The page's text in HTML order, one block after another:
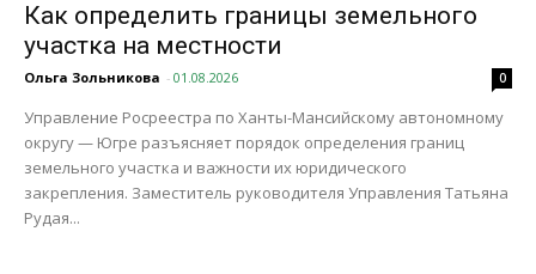
Как определить границы земельного
участка на местности
Ольга Зольникова - 01.08.2026 0
Управление Росреестра по Ханты-Мансийскому автономному
округу — Югре разъясняет порядок определения границ
земельного участка и важности их юридического
закрепления. Заместитель руководителя Управления Татьяна
Рудая...